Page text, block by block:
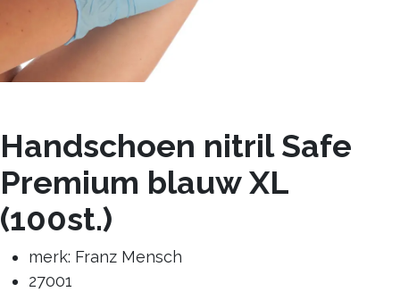
Handschoen nitril Safe
Premium blauw XL
(100st.)
merk: Franz Mensch
27001